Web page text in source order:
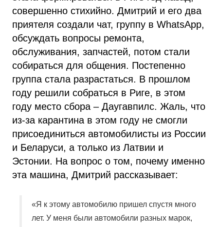
совершенно стихийно. Дмитрий и его два
приятеля создали чат, группу в WhatsApp,
обсуждать вопросы ремонта,
обслуживания, запчастей, потом стали
собираться для общения. Постепенно
группа стала разрастаться. В прошлом
году решили собраться в Риге, в этом
году место сбора – Даугавпилс. Жаль, что
из-за карантина в этом году не смогли
присоединиться автомобилисты из России
и Беларуси, а только из Латвии и
Эстонии. На вопрос о том, почему именно
эта машина, Дмитрий рассказывает:
«Я к этому автомобилю пришел спустя много
лет. У меня были автомобили разных марок,